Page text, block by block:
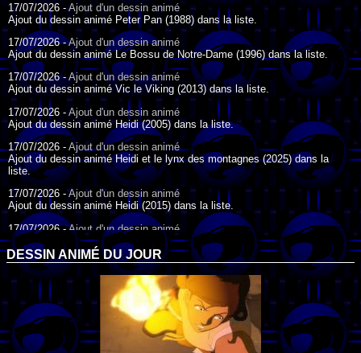
17/07/2026 -Ajout d'un dessin animé
Ajout du dessin animé Peter Pan (1988) dans la liste.
17/07/2026 -Ajout d'un dessin animé
Ajout du dessin animé Le Bossu de Notre-Dame (1996) dans la liste.
17/07/2026 -Ajout d'un dessin animé
Ajout du dessin animé Vic le Viking (2013) dans la liste.
17/07/2026 - Ajout d'un dessin animé
Ajout du dessin animé Heidi (2005) dans la liste.
17/07/2026 - Ajout d'un dessin animé
Ajout du dessin animé Heidi et le lynx des montagnes (2025) dans la
liste.
17/07/2026 -Ajout d'un dessin animé
Ajout du dessin animé Heidi (2015) dans la liste.
17/07/2026 -Ajout d'un dessin animé
Ajout du dessin animé Heidi (1995) dans la liste.
09/07/2026 -Ajout d'un dessin animé
Ajout du dessin animé Genki l'Aventurier de la Chance (2006) dans la
04/07/2026 -Ajout d'un dessin animé
Ajout du dessin animé Vilain Petit Canard (2000) dans la liste.
04/07/2026 - Ajout d'un dessin animé
DESSIN ANIMÉ DU JOUR